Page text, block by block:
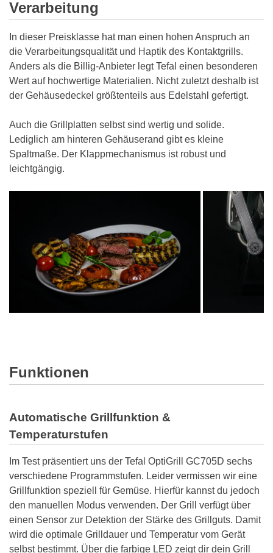
Verarbeitung
In dieser Preisklasse hat man einen hohen Anspruch an
die Verarbeitungsqualität und Haptik des Kontaktgrills.
Anders als die Billig-Anbieter legt Tefal einen besonderen
Wert auf hochwertige Materialien. Nicht zuletzt deshalb ist
der Gehäusedeckel größtenteils aus Edelstahl gefertigt.
Auch die Grillplatten selbst sind wertig und solide.
Lediglich am hinteren Gehäuserand gibt es kleine
Spaltmaße. Der Klappmechanismus ist robust und
leichtgängig.
Funktionen
Automatische Grillfunktion &
Temperaturstufen
Im Test präsentiert uns der Tefal OptiGrill GC705D sechs
verschiedene Programmstufen. Leider vermissen wir eine
Grillfunktion speziell für Gemüse. Hierfür kannst du jedoch
den manuellen Modus verwenden. Der Grill verfügt über
einen Sensor zur Detektion der Stärke des Grillguts. Damit
wird die optimale Grilldauer und Temperatur vom Gerät
selbst bestimmt. Über die farbige LED zeigt dir dein Grill